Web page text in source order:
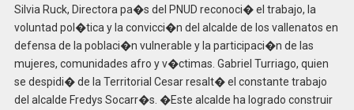
Silvia Ruck, Directora pa�s del PNUD reconoci� el trabajo, la
voluntad pol�tica y la convicci�n del alcalde de los vallenatos en
defensa de la poblaci�n vulnerable y la participaci�n de las
mujeres, comunidades afro y v�ctimas. Gabriel Turriago, quien
se despidi� de la Territorial Cesar resalt� el constante trabajo
del alcalde Fredys Socarr�s. �Este alcalde ha logrado construir